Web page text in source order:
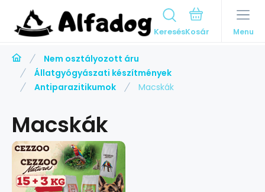
Keresés Menu
Nem osztályozott áru
Állatgyógyászati készítmények
Antiparazitikumok
Macskák
Macskák